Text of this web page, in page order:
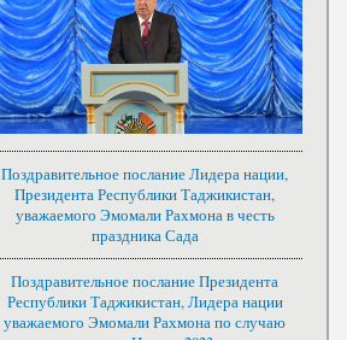
Поздравительное послание Лидера нации,
Президента Республики Таджикистан,
уважаемого Эмомали Рахмона в честь
праздника Сада
Поздравительное послание Президента
Республики Таджикистан, Лидера нации
уважаемого Эмомали Рахмона по случаю